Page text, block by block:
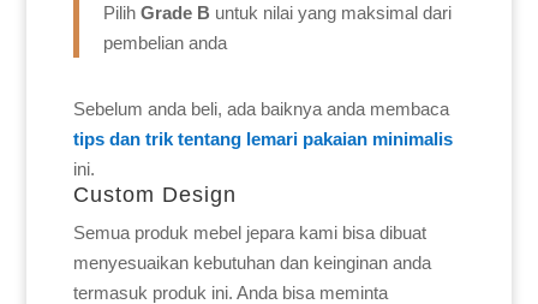
Pilih Grade B untuk nilai yang maksimal dari
pembelian anda
Sebelum anda beli, ada baiknya anda membaca
tips dan trik tentang lemari pakaian minimalis
ini.
Custom Design
Semua produk mebel jepara kami bisa dibuat
menyesuaikan kebutuhan dan keinginan anda
termasuk produk ini. Anda bisa meminta